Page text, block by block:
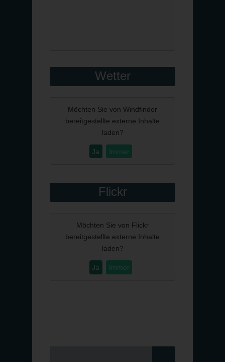
Wetter
Möchten Sie von Windfinder
bereitgestellte externe Inhalte
laden?
Ja Immer
Flickr
Möchten Sie von Flickr
bereitgestellte externe Inhalte
laden?
Ja Immer